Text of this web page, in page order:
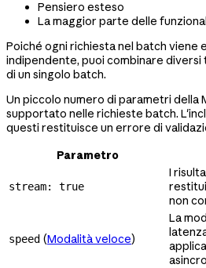
Pensiero esteso
La maggior parte delle
Poiché ogni richiesta nel batch viene
indipendente, puoi combinare
di un singolo batch.
Un piccolo numero di parametri della
supportato nelle richieste batch.
questi restituisce un errore di
Parametro
stream: true
I
non
speed (Modalità veloce)
La